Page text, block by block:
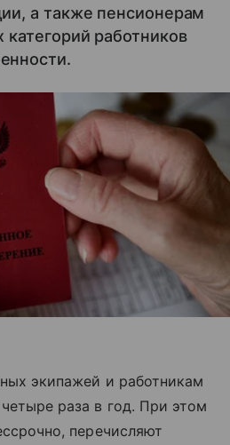
а также пенсионерам
категорий работников
экипажей и работникам
раза в год. При этом
перечисляют